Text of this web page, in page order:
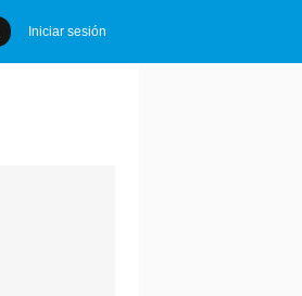
Iniciar sesión